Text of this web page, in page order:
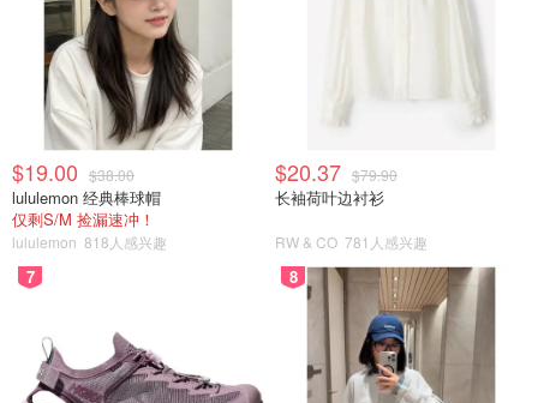
$19.00 $38.00
lululemon 经典棒球帽
仅剩S/M 捡漏速冲！
lululemon 818人感兴趣
$20.37 $79.90
长袖荷叶边衬衫
RW & CO 781人感兴趣
7 8